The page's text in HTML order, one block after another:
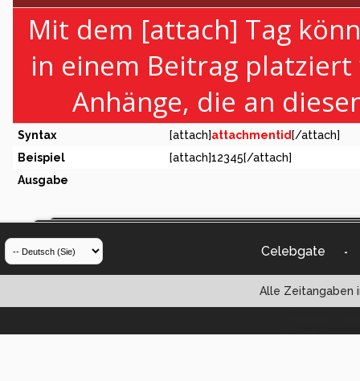
Mit dem [attach] Tag
in einem Beitrag
Anhänge, die an
Syntax [attach]attachmentid [/attach]
Beispiel
[attach]12345[/attach]
Ausgabe
Celebgate -
Alle Zeitangaben